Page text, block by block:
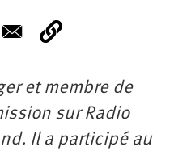
et membre de
sur Radio
Il a participé au